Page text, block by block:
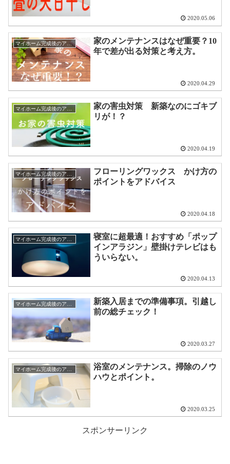
2020.05.06
マイホーム完成後のアドバイス
家のメンテナンスはなぜ重要？10
年で差が出る対策と考え方。
2020.04.29
家の害虫対策 新築なのにゴキブ
リが！？
2020.04.19
フローリングワックス かけ方の
ポイントをアドバイス
2020.04.18
寝室に超最適！おすすめ「ポップ
インアラジン」壁掛けテレビはも
ういらない。
2020.04.13
マイホーム完成後のアドバイス
新築入居までの準備事項。引越し
前の総チェック！
2020.03.27
浴室のメンテナンス。掃除のノウ
ハウとポイント。
2020.03.25
スポンサーリンク